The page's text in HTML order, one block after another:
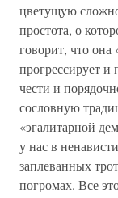
цветущую
простота, о
говорит, что
прогрессирует и
чести и
сословную
«эгалитарной
у нас в
заплеванных
погромах. Все